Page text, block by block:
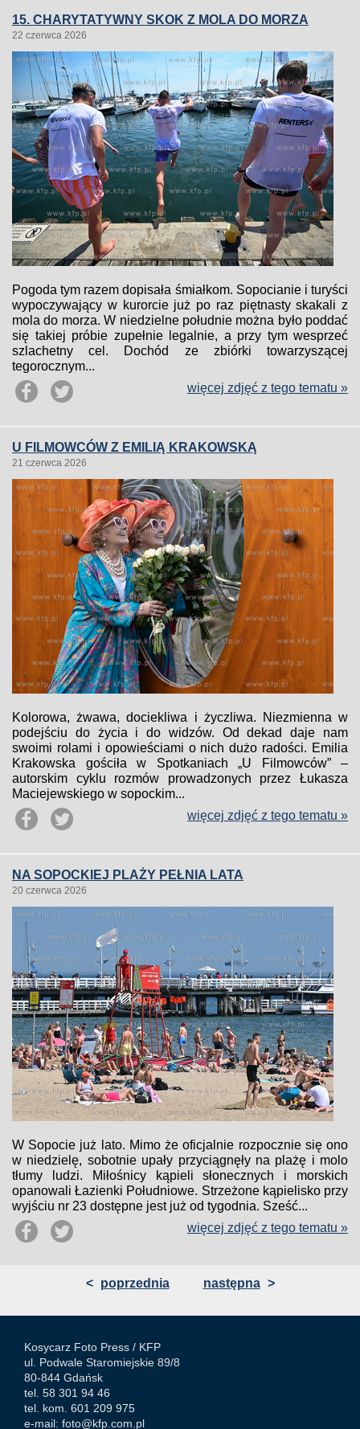
15. CHARYTATYWNY SKOK Z MOLA DO MORZA
22 czerwca 2026
Pogoda tym razem dopisała śmiałkom. Sopocianie i turyści
wypoczywający w kurorcie już po raz piętnasty skakali z
mola do morza. W niedzielne południe można było poddać
się takiej próbie zupełnie legalnie, a przy tym wesprzeć
szlachetny cel. Dochód ze zbiórki towarzyszącej
tegorocznym...
więcej zdjęć z tego tematu »
U FILMOWCÓW Z EMILIĄ KRAKOWSKĄ
21 czerwca 2026
Kolorowa, żwawa, dociekliwa i życzliwa. Niezmienna w
podejściu do życia i do widzów. Od dekad daje nam
swoimi rolami i opowieściami o nich dużo radości. Emilia
Krakowska gościła w Spotkaniach „U Filmowców” –
autorskim cyklu rozmów prowadzonych przez Łukasza
Maciejewskiego w sopockim...
więcej zdjęć z tego tematu »
NA SOPOCKIEJ PLAŻY PEŁNIA LATA
20 czerwca 2026
W Sopocie już lato. Mimo że oficjalnie rozpocznie się ono
w niedzielę, sobotnie upały przyciągnęły na plażę i molo
tłumy ludzi. Miłośnicy kąpieli słonecznych i morskich
opanowali Łazienki Południowe. Strzeżone kąpielisko przy
wyjściu nr 23 dostępne jest już od tygodnia. Sześć...
więcej zdjęć z tego tematu »
< poprzednia następna >
Kosycarz Foto Press / KFP
ul. Podwale Staromiejskie 89/8
80-844 Gdańsk
tel. 58 301 94 46
tel. kom. 601 209 975
e-mail: foto@kfp.com.pl